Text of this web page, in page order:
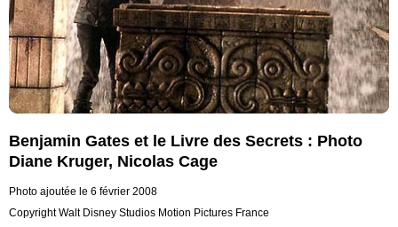
Benjamin Gates et le Livre des Secrets : Photo
Diane Kruger, Nicolas Cage
Photo ajoutée le 6 février 2008
Copyright Walt Disney Studios Motion Pictures France